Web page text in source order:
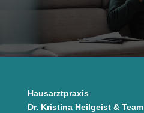
:
Hausarztpraxis
Dr. Kristina Heilgeist & Team